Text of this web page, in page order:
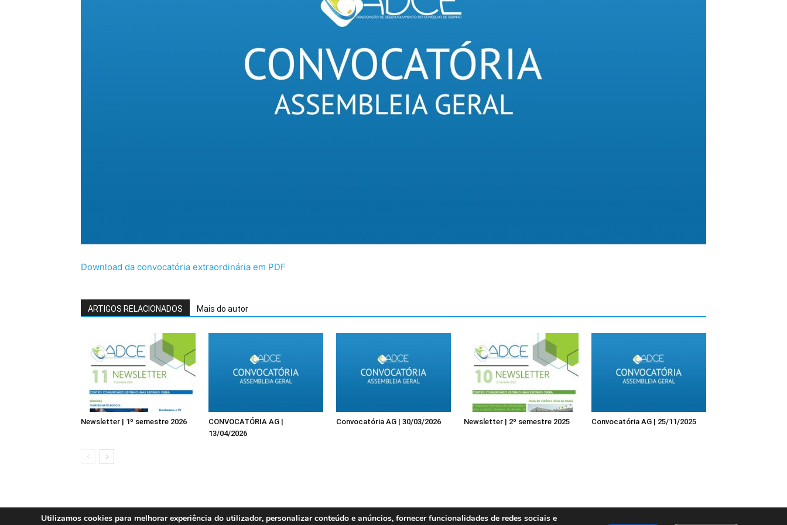
Download da convocatória extraordinária em PDF
ARTIGOS RELACIONADOS Mais do autor
Newsletter | 1º semestre 2026
CONVOCATÓRIA AG |
13/04/2026
Convocatória AG | 30/03/2026 Newsletter | 2º semestre 2025 Convocatória AG | 25/11/2025
Utilizamos cookies para melhorar experiência do utilizador, personalizar conteúdo e anúncios, fornecer funcionalidades de redes sociais e